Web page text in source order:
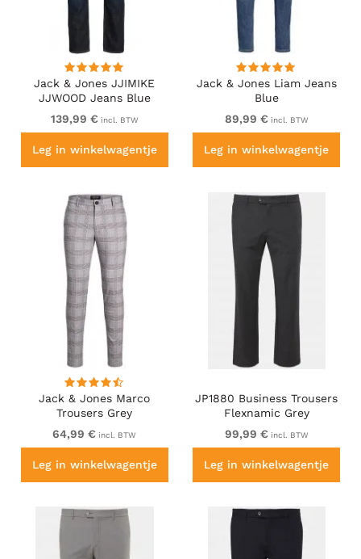
Jack & Jones JJIMIKE
JJWOOD Jeans Blue
139,99 € incl. BTW
Leg in winkelwagentje
Jack & Jones Liam Jeans
Blue
89,99 € incl. BTW
Leg in winkelwagentje
Jack & Jones Marco
Trousers Grey
64,99 € incl. BTW
Leg in winkelwagentje
JP1880 Business Trousers
Flexnamic Grey
99,99 € incl. BTW
Leg in winkelwagentje